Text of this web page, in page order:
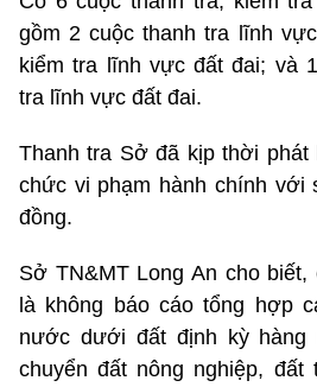
gồm 2 cuộc thanh tra lĩnh
kiểm tra lĩnh vực đất đai; và
tra lĩnh vực đất đai.
Thanh tra Sở đã kịp thời
chức vi phạm hành chính với
đồng.
Sở TN&MT Long An cho
là không báo cáo tổng hợp
nước dưới đất định kỳ hàng
chuyển đất nông nghiệp, đất